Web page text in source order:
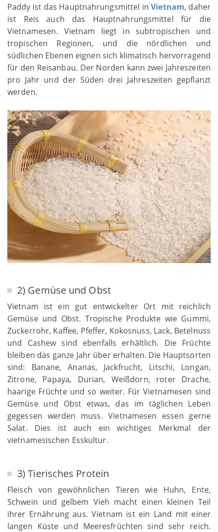
Paddy ist das Hauptnahrungsmittel inVietnam, daher
ist Reis auch das Hauptnahrungsmittel für die
Vietnamesen. Vietnam liegt in subtropischen und
tropischen Regionen, und die nördlichen und
südlichen Ebenen eignen sich klimatisch hervorragend
für den Reisanbau. Der Norden kann zwei Jahreszeiten
pro Jahr und der Süden drei Jahreszeiten gepflanzt
werden.
2) Gemüse und Obst
Vietnam ist ein gut entwickelter Ort mit reichlich
Gemüse und Obst. Tropische Produkte wie Gummi,
Zuckerrohr, Kaffee, Pfeffer, Kokosnuss, Lack, Betelnuss
und Cashew sind ebenfalls erhältlich. Die Früchte
bleiben das ganze Jahr über erhalten. Die Hauptsorten
sind: Banane, Ananas, Jackfrucht, Litschi, Longan,
Zitrone, Papaya, Durian, Weißdorn, roter Drache,
haarige Früchte und so weiter. Für Vietnamesen sind
Gemüse und Obst etwas, das im täglichen Leben
gegessen werden muss. Vietnamesen essen gerne
Salat. Dies ist auch ein wichtiges Merkmal der
vietnamesischen Esskultur.
3) Tierisches Protein
Fleisch von gewöhnlichen Tieren wie Huhn, Ente,
Schwein und gelbem Vieh macht einen kleinen Teil
ihrer Ernährung aus. Vietnam ist ein Land mit einer
langen Küste und Meeresfrüchten sind sehr reich.